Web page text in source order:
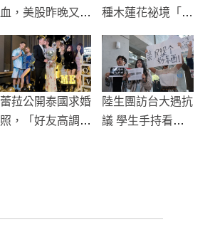
血，美股昨晚又大
最大跌幅
種木蓮花祕境「楓
賞期
蕾菈公開泰國求婚
照，「好友高調搶
陸生團訪台大遇抗
議 學生手持看板